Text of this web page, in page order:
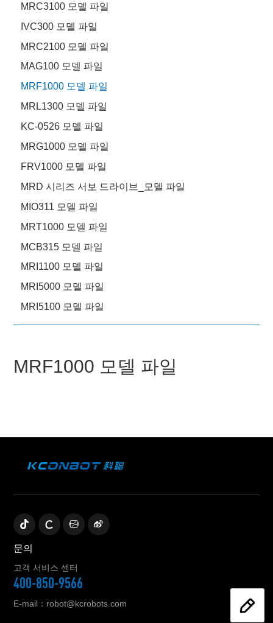
MRC3100 모델 파일
IVC300 모델 파일
MRC2100 모델 파일
MAG100 모델 파일
MRF1000 모델 파일
MRL1300 모델 파일
KC-0526 모델 파일
MRG1000 모델 파일
FRV1000 모델 파일
MRD 시리즈 서보 드라이브_모델 파일
MIO311 모델 파일
MRT1000 모델 파일
MCB315 모델 파일
MRI1100 모델 파일
MRI5000 모델 파일
MRI5100 모델 파일
MRF1000 모델 파일
문의
고객 서비스 센터
400-850-9566
E-mail：robot@kcrobots.com